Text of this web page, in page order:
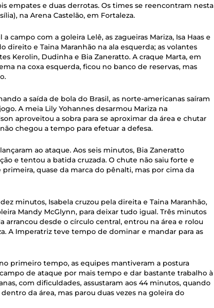
empates e duas derrotas. Os times se reencontram nesta
na Arena Castelão, em Fortaleza.
campo com a goleira Lelê, as zagueiras Mariza, Isa Haas e
direito e Taina Maranhão na ala esquerda; as volantes
Kerolin, Dudinha e Bia Zaneratto. A craque Marta, em
na coxa esquerda, ficou no banco de reservas, mas
a saída de bola do Brasil, as norte-americanas saíram
A meia Lily Yohannes desarmou Mariza na
aproveitou a sobra para se aproximar da área e chutar
chegou a tempo para efetuar a defesa.
ao ataque. Aos seis minutos, Bia Zaneratto
e tentou a batida cruzada. O chute não saiu forte e
quase da marca do pênalti, mas por cima da
minutos, Isabela cruzou pela direita e Taina Maranhão,
Mandy McGlynn, para deixar tudo igual. Três minutos
arrancou desde o círculo central, entrou na área e rolou
A Imperatriz teve tempo de dominar e mandar para as
primeiro tempo, as equipes mantiveram a postura
de ataque por mais tempo e dar bastante trabalho à
com dificuldades, assustaram aos 44 minutos, quando
da área, mas parou duas vezes na goleira do